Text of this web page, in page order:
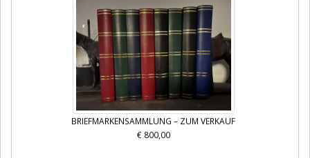
BRIEFMARKENSAMMLUNG – ZUM VERKAUF
€ 800,00